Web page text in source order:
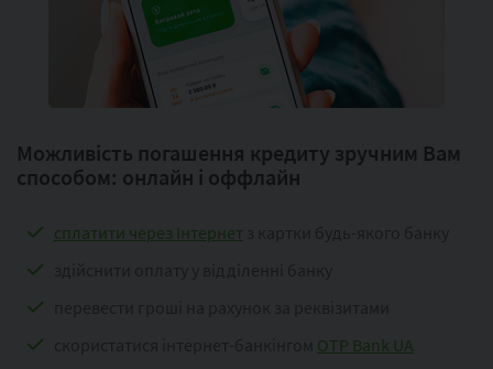
Можливість погашення кредиту зручним Вам
способом: онлайн і оффлайн
сплатити через Інтернет
OTP Bank UA